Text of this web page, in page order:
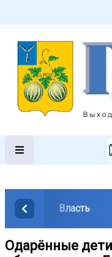
Власть
Одарённые